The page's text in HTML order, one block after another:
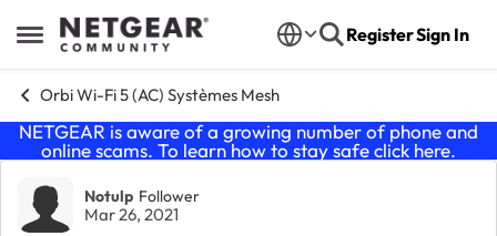
Open Side Menu
Skip to content RegisterSign In
Orbi Wi-Fi 5 (AC) Systèmes Mesh
NETGEAR is aware of a growing number of phone and
online scams. To learn how to stay safe click here.
Forum Discussion
Notulp Follower
Mar 26, 2021